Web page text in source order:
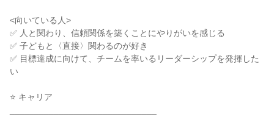
<向いている人>
✅ 人と関わり、信頼関係を築くことにやりがいを感じる
✅ 子どもと〈直接〉関わるのが好き
✅ 目標達成に向けて、チームを率いるリーダーシップを発揮した
い
⭐ キャリア